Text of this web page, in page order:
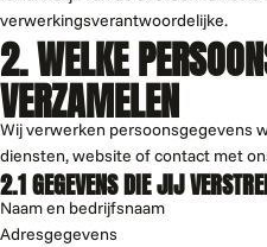
verwerkingsverantwoordelijke.
2. WELKE
VERZAMELEN
Wij verwerken persoonsgegevens
diensten, website of contact met
2.1 GEGEVENS DIE JIJ
Naam en bedrijfsnaam
Adresgegevens